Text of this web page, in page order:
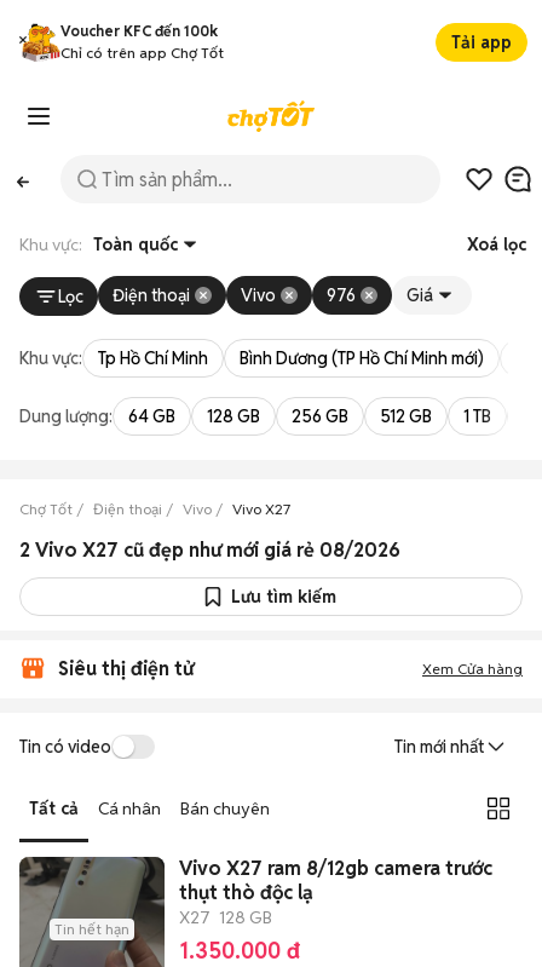
Voucher KFC đến 100k
Chỉ có trên app Chợ Tốt
Tải app
Khu vực: Toàn quốc Xoá lọc
Lọc Điện thoại Vivo 976 Giá
Khu vực: Tp Hồ Chí Minh Bình Dương (TP Hồ Chí Minh mới)
Dung lượng: 64 GB 128 GB 256 GB 512 GB 1 TB
Chợ Tốt Điện thoại Vivo Vivo X27
2 Vivo X27 cũ đẹp như mới giá rẻ 08/2026
Lưu tìm kiếm
Siêu thị điện tử Xem Cửa hàng
Tin có video Tin mới nhất
Tất cả Cá nhân Bán chuyên
Tin hết hạn
Vivo X27 ram 8/12gb camera trước
thụt thò độc lạ
X27 128 GB
1.350.000 đ